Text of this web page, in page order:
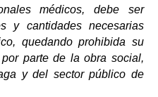
médicos, debe ser
y cantidades necesarias
quedando prohibida su
parte de la obra social,
y del sector público de